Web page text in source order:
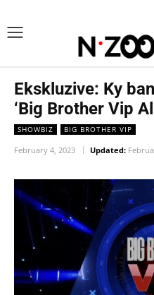
Ekskluzive: Ky
‘Big Brother Vip
SHOWBIZ BIG BROTHER VIP
February 4, 2023 Updated: